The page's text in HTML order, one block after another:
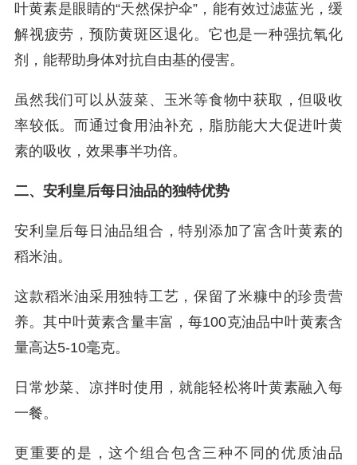
叶黄素是眼睛的“天然保护伞”，能有效过滤蓝光，缓
解视疲劳，预防黄斑区退化。它也是一种强抗氧化
剂，能帮助身体对抗自由基的侵害。
虽然我们可以从菠菜、玉米等食物中获取，但吸收
率较低。而通过食用油补充，脂肪能大大促进叶黄
素的吸收，效果事半功倍。
二、安利皇后每日油品的独特优势
安利皇后每日油品组合，特别添加了富含叶黄素的
稻米油。
这款稻米油采用独特工艺，保留了米糠中的珍贵营
养。其中叶黄素含量丰富，每100克油品中叶黄素含
量高达5-10毫克。
日常炒菜、凉拌时使用，就能轻松将叶黄素融入每
一餐。
更重要的是，这个组合包含三种不同的优质油品